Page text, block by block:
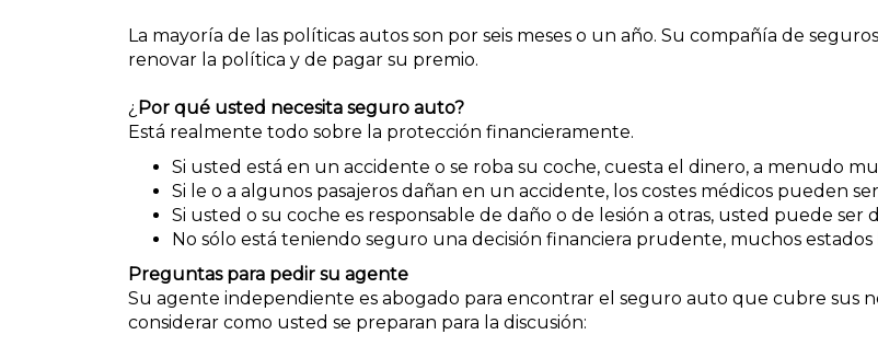
La mayoría de las políticas autos son por seis meses o un año. Su compañía de
renovar la política y de pagar su premio.
¿ Por qué usted necesita seguro auto?
Está realmente todo sobre la protección financieramente.
Si usted está en un accidente o se roba su coche, cuesta el dinero, a menudo
Si le o a algunos pasajeros dañan en un accidente, los costes médicos pueden
Si usted o su coche es responsable de daño o de lesión a otras, usted puede
No sólo está teniendo seguro una decisión financiera prudente, muchos
Preguntas para pedir su agente
Su agente independiente es abogado para encontrar el seguro auto que cubre sus
considerar como usted se preparan para la discusión: